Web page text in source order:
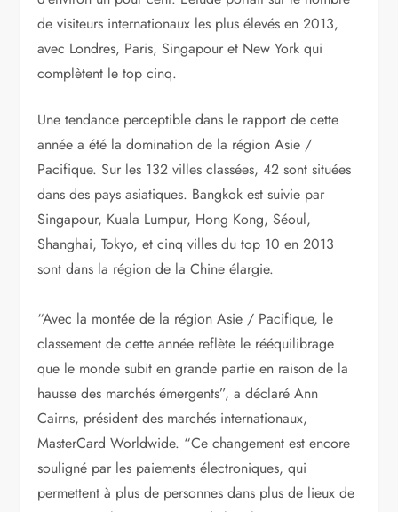
de visiteurs internationaux les plus élevés en 2013,
avec Londres, Paris, Singapour et New York qui
complètent le top cinq.
Une tendance perceptible dans le rapport de cette
année a été la domination de la région Asie /
Pacifique. Sur les 132 villes classées, 42 sont situées
dans des pays asiatiques. Bangkok est suivie par
Singapour, Kuala Lumpur, Hong Kong, Séoul,
Shanghai, Tokyo, et cinq villes du top 10 en 2013
sont dans la région de la Chine élargie.
“Avec la montée de la région Asie / Pacifique, le
classement de cette année reflète le rééquilibrage
que le monde subit en grande partie en raison de la
hausse des marchés émergents”, a déclaré Ann
Cairns, président des marchés internationaux,
MasterCard Worldwide. “Ce changement est encore
souligné par les paiements électroniques, qui
permettent à plus de personnes dans plus de lieux de